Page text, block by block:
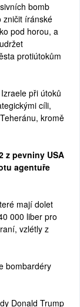
bomb
zničit íránské
pod horou, a
protiútokům
při útoků
cíli,
kromě
z pevniny USA
agentuře
mají dolet
000 liber pro
vzlétly z
bombardéry
Donald Trump